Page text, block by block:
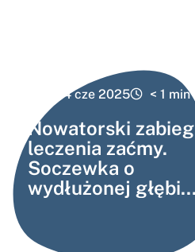
24 cze 2025 < 1 min
Nowatorski zabieg
leczenia zaćmy.
Soczewka o
wydłużonej głębi